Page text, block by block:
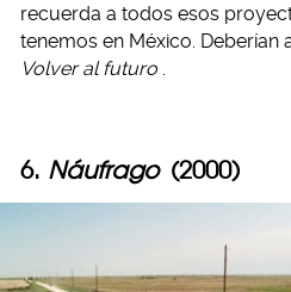
recuerda a todos esos
tenemos en México. Deberían
Volver al futuro
6. Náufrago (2000)